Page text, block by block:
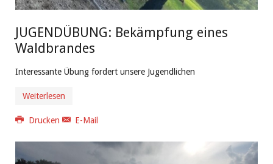
JUGENDÜBUNG: Bekämpfung eines
Waldbrandes
Interessante Übung fordert unsere Jugendlichen
Weiterlesen
Drucken E-Mail